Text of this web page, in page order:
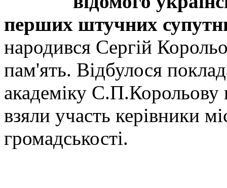
перших штучних
народився Сергій
пам'ять. Відбулося
академіку С.П.Корольову
взяли участь керівники
громадськості.